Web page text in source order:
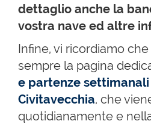
dettaglio anche la
vostra nave ed altre
Infine, vi ricordiamo
sempre la pagina
e partenze
Civitavecchia, che
quotidianamente e